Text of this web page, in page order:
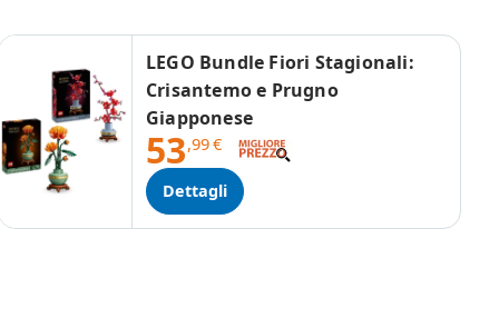
LEGO Bundle Fiori Stagionali:
Crisantemo e Prugno
Giapponese
53,99€
Dettagli